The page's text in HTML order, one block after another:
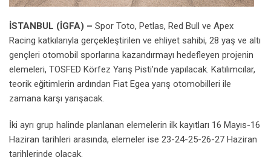
İSTANBUL (İGFA) – Spor Toto, Petlas, Red Bull ve Apex
Racing katkılarıyla gerçekleştirilen ve ehliyet sahibi, 28 yaş ve altı
gençleri otomobil sporlarına kazandırmayı hedefleyen projenin
elemeleri, TOSFED Körfez Yarış Pisti’nde yapılacak. Katılımcılar,
teorik eğitimlerin ardından Fiat Egea yarış otomobilleri ile
zamana karşı yarışacak.
İki ayrı grup halinde planlanan elemelerin ilk kayıtları 16 Mayıs-16
Haziran tarihleri arasında, elemeler ise 23-24-25-26-27 Haziran
tarihlerinde olacak.